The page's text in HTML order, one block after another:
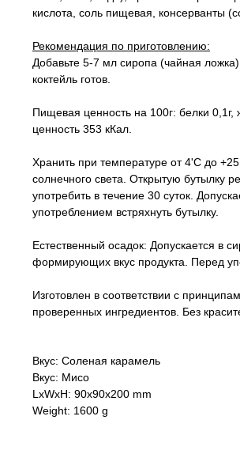
кислота, соль пищевая, консерванты
Рекомендация по приготовлению:
Добавьте 5-7 мл сиропа (чайная
коктейль готов.
Пищевая ценность на 100г: белки 0,1г,
ценность 353 кКал.
Хранить при температуре от 4'С до
солнечного света. Открытую бутылку
употребить в течение 30 суток.
употреблением встряхнуть бутылку.
Естественный осадок: Допускается в
формирующих вкус продукта. Перед
Изготовлен в соответствии с
проверенных ингредиентов. Без
Вкус: Соленая карамель
Вкус: Мисо
LxWxH: 90x90x200 mm
Weight: 1600 g